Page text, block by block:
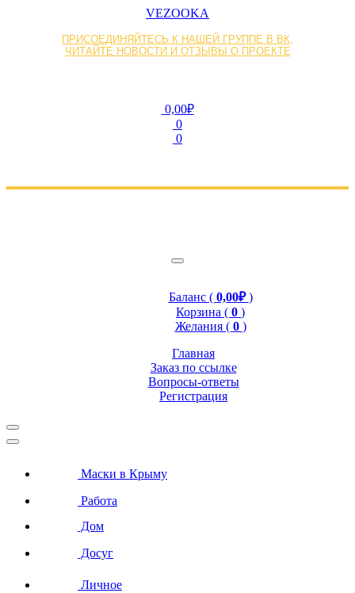
VEZOOKA
ПРИСОЕДИНЯЙТЕСЬ К НАШЕЙ ГРУППЕ В ВК,
ЧИТАЙТЕ НОВОСТИ И ОТЗЫВЫ О ПРОЕКТЕ
0,00₽
0
0
Баланс ( 0,00₽)
Корзина ( 0 )
Желания ( 0 )
Главная
Заказ по ссылке
Вопросы-ответы
Регистрация
Маски в Крыму
Работа
Дом
Досуг
Личное